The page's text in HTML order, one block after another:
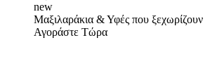
new
Μαξιλαράκια & Υφές που ξεχωρίζουν
Αγοράστε Τώρα